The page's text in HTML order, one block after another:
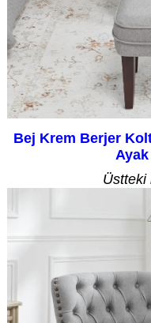
Bej Krem Berjer
Üstteki